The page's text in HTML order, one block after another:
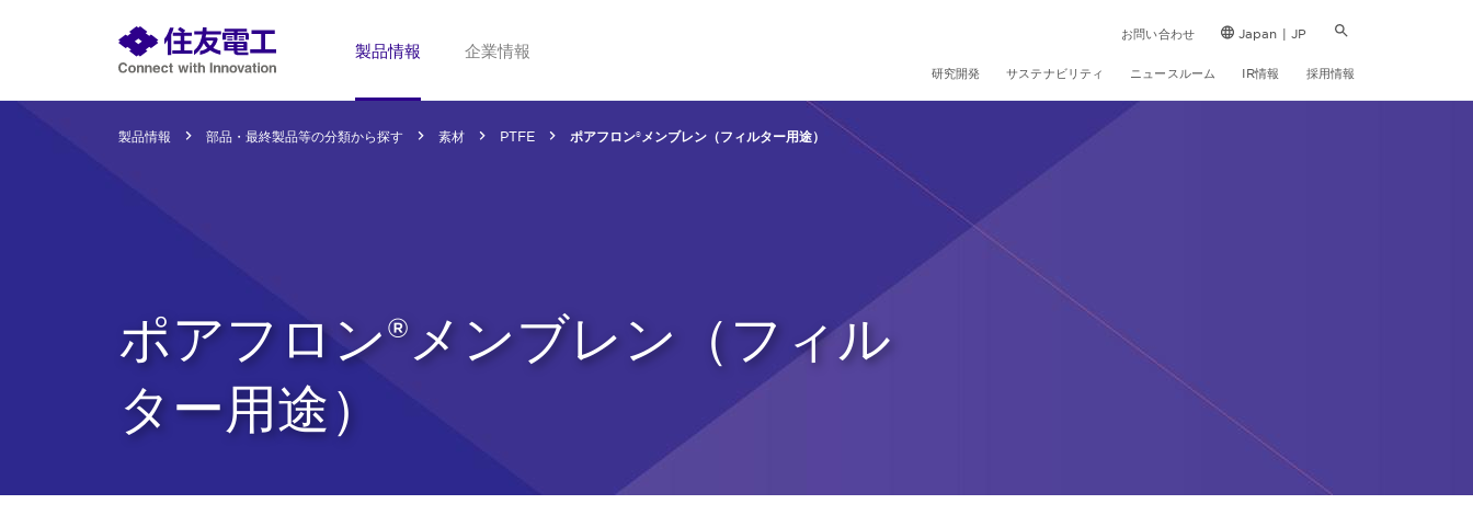
製品情報 企業情報
お問い合わせ Japan | JP
研究開発 サステナビリティ ニュースルーム IR情報 採用情報
製品情報 部品・最終製品等の分類から探す 素材 PTFE ポアフロン®メンブレン（フィルター用途）
ポアフロン®メンブレン（フィル
ター用途）